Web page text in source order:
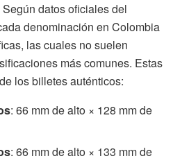
datos oficiales del
denominación en Colombia
las cuales no suelen
más comunes. Estas
los billetes auténticos:
: 66 mm de alto × 128 mm de
: 66 mm de alto × 133 mm de